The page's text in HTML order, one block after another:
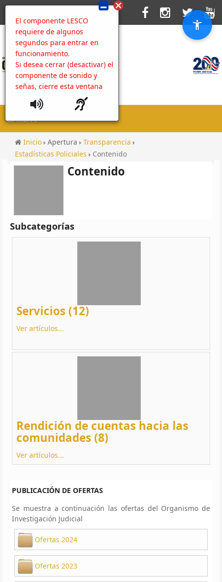
El componente LESCO
requiere de algunos
segundos para entrar en
funcionamiento.
Si desea cerrar (desactivar) el
componente de sonido y
señas, cierre esta ventana
MENU
Inicio Apertura
Transparencia
Estadísticas Policiales
Contenido
Contenido
Subcategorías
Servicios (12)
Ver artículos...
Rendición de cuentas hacia las
comunidades (8)
Ver artículos...
PUBLICACIÓN DE OFERTAS
Se muestra a continuación las ofertas del Organismo de
Investigación Judicial
Ofertas 2024
Ofertas 2023